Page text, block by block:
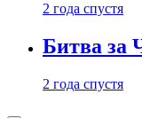
2 года спустя
Битва за
2 года спустя